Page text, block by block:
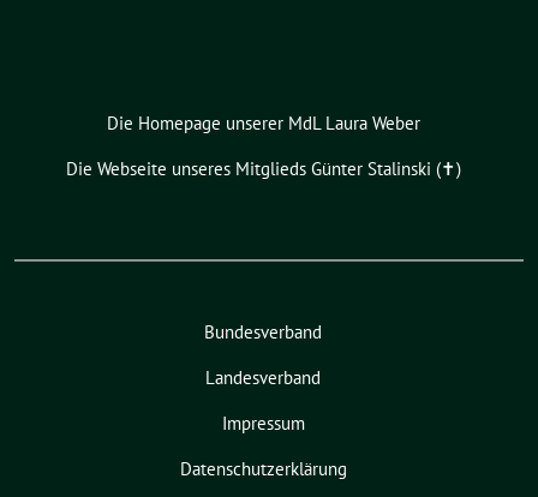
Die Homepage unserer MdL Laura Weber
Die Webseite unseres Mitglieds Günter Stalinski (✝︎)
Bundesverband
Landesverband
Impressum
Datenschutzerklärung